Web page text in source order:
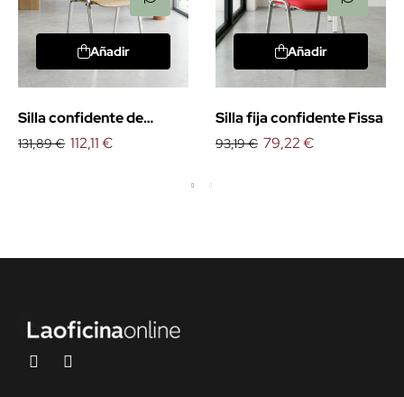
Añadir
Silla confidente de
madera Fissa
131,89 € 112,11 €
Añadir
Silla fija confidente Fissa
93,19 € 79,22 €